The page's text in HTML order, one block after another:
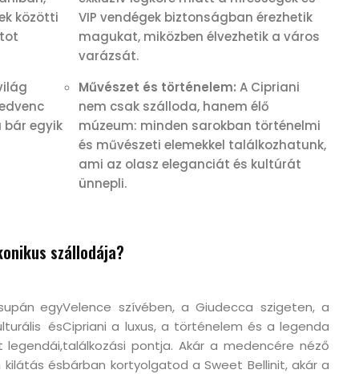
közötti
egyik
VIP vendégek biztonságban érezhetik
magukat, miközben élvezhetik a város
varázsát.
Művészet és történelem: A Cipriani
nem csak szálloda, hanem élő
múzeum: minden sarokban történelmi
és művészeti elemekkel találkozhatunk,
ami az olasz eleganciát és kultúrát
ünnepli.
szállodája?
egy
és
legendái,
kilátás és
Velence szívében, a Giudecca szigeten, a
Cipriani a luxus, a történelem és a legenda
találkozási pontja. Akár a medencére néző
bárban kortyolgatod a Sweet Bellinit, akár a